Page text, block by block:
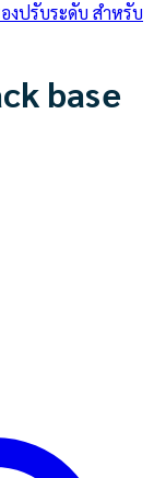
งปรับระดับ สำหรับ
base